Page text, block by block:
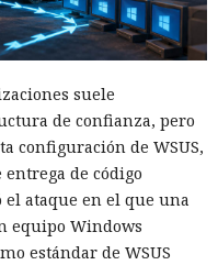
suele
de confianza, pero
configuración de WSUS,
de código
ataque en el que una
equipo Windows
estándar de WSUS